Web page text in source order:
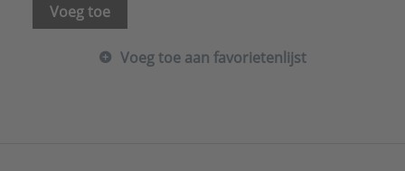
Voeg toe
Voeg toe aan favorietenlijst